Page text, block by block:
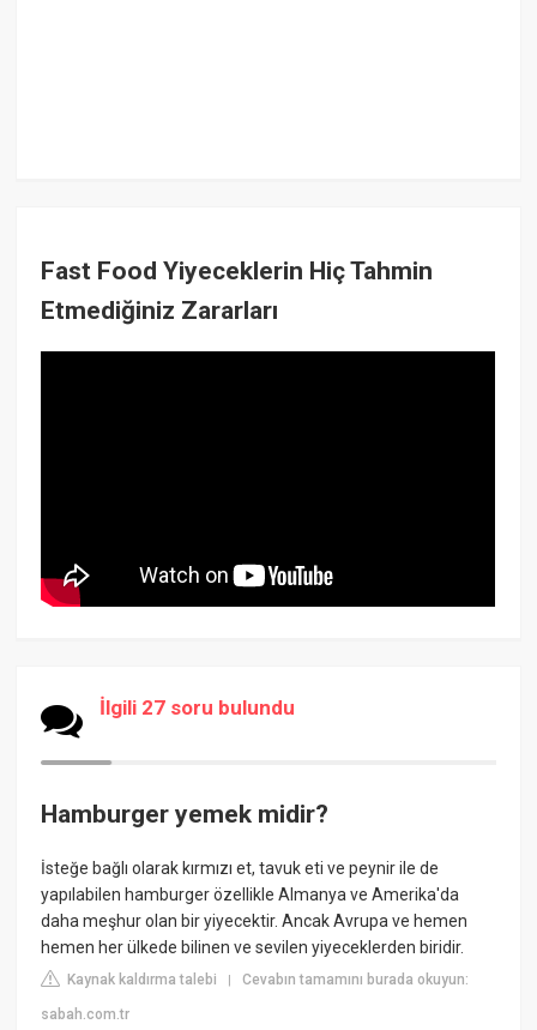
Fast Food Yiyeceklerin Hiç Tahmin
Etmediğiniz Zararları
İlgili 27 soru bulundu
Hamburger yemek midir?
İsteğe bağlı olarak kırmızı et, tavuk eti ve peynir ile de
yapılabilen hamburger özellikle Almanya ve Amerika'da
daha meşhur olan bir yiyecektir. Ancak Avrupa ve hemen
hemen her ülkede bilinen ve sevilen yiyeceklerden biridir.
Kaynak kaldırma talebi |Cevabın tamamını burada okuyun:
sabah.com.tr